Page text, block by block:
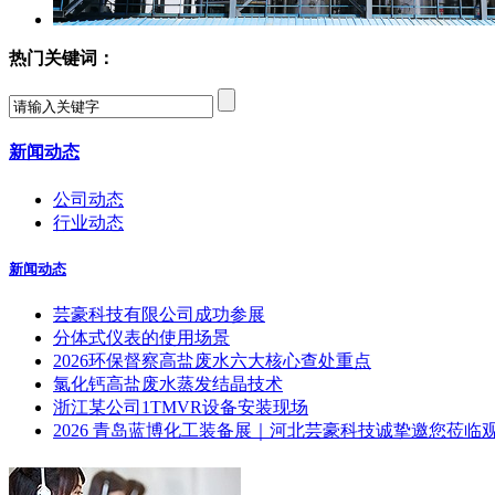
热门关键词：
新闻动态
公司动态
行业动态
新闻动态
芸豪科技有限公司成功参展
分体式仪表的使用场景
2026环保督察高盐废水六大核心查处重点
氯化钙高盐废水蒸发结晶技术
浙江某公司1TMVR设备安装现场
2026 青岛蓝博化工装备展｜河北芸豪科技诚挚邀您莅临